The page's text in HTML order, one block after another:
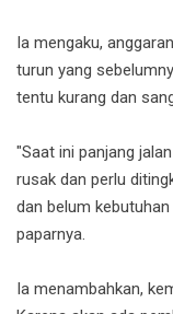
Ia mengaku,
turun yang
tentu kurang dan
"Saat ini panjang
rusak dan perlu
dan belum
paparnya.
Ia menambahkan,